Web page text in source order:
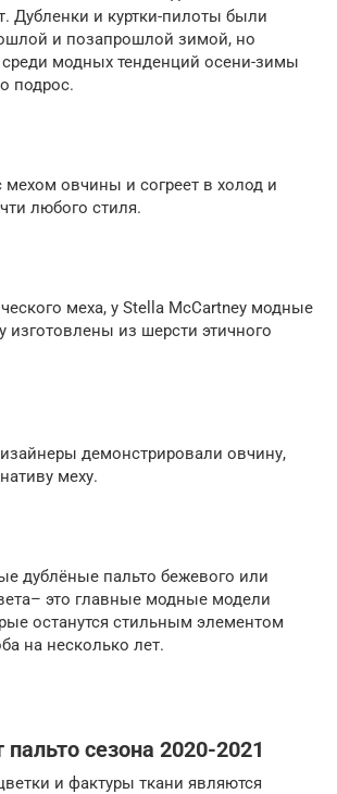
Дубленки и куртки-пилоты были
и позапрошлой зимой, но
модных тенденций осени-зимы
подрос.
мехом овчины и согреет в холод и
любого стиля.
меха, у Stella McCartney модные
изготовлены из шерсти этичного
демонстрировали овчину,
меху.
дублёные пальто бежевого или
это главные модные модели
останутся стильным элементом
на несколько лет.
пальто сезона 2020-2021
и фактуры ткани являются